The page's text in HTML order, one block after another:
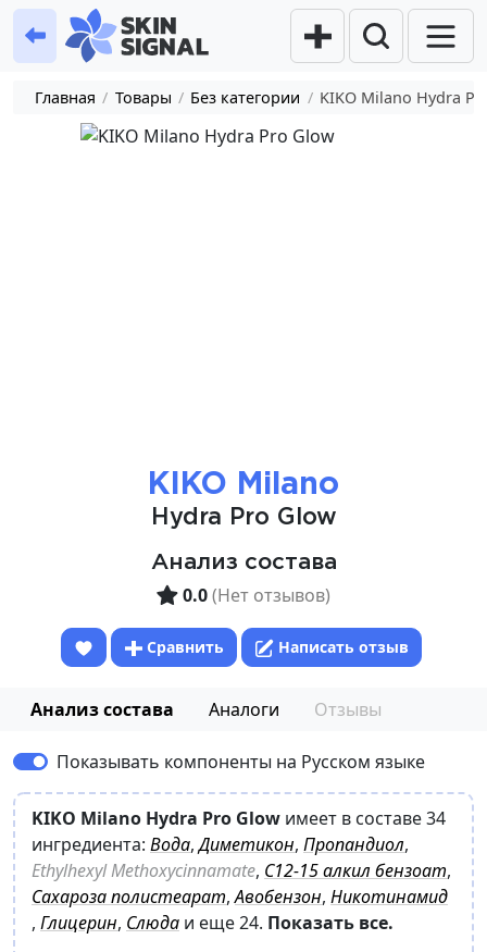
Главная / Товары / Без категории / KIKO Milano Hydra
KIKO Milano
Hydra Pro Glow
Анализ состава
0.0(Нет отзывов)
Сравнить Написать отзыв
Анализ состава Аналоги Отзывы
Показывать компоненты на Русском языке
KIKO Milano Hydra Pro Glow имеет в составе 34
ингредиента: Вода,Диметикон, Пропандиол,
Ethylhexyl Methoxycinnamate, C12-15 алкил бензоат,
Сахароза полистеарат,Авобензон, Никотинамид
, Глицерин, Слюда и еще 24. Показать все.